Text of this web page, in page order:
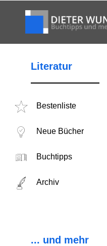
Literatur
Bestenliste
Neue Bücher
Buchtipps
Archiv
... und mehr